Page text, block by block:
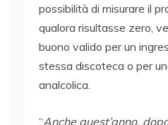
possibilità di misurare il
qualora risultasse zero,
buono valido per un
stessa discoteca o per
analcolica.
“Anche quest’anno,